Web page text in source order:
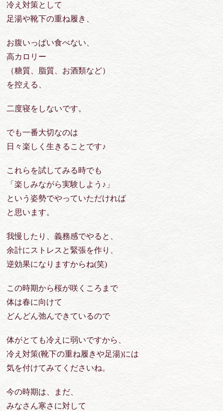
冷え対策として
足湯や靴下の重ね履き、
お腹いっぱい食べない、
高カロリー
（糖質、脂質、お酒類など）
を控える、
二度寝をしないです。
でも一番大切なのは
日々楽しく生きることです♪
これらを試してみる時でも
「楽しみながら実験しよう♪」
という姿勢でやっていただければ
と思います。
我慢したり、義務感でやると、
余計にストレスと緊張を作り、
逆効果になりますからね(笑)
この時期から桜が咲くころまで
体は春に向けて
どんどん弛んできているので
体がとても冷えに弱いですから、
冷え対策(靴下の重ね履きや足湯)には
気を付けてみてくださいね。
今の時期は、まだ、
みなさん寒さに対して